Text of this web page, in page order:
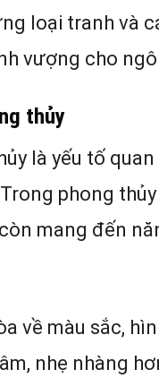
loại tranh và
vượng cho
thủy
là yếu tố
phong
mang đến
về màu sắc,
nhẹ nhàng